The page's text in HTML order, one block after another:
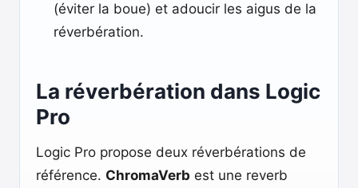
(éviter la boue) et adoucir les aigus de la
réverbération.
La réverbération dans Logic
Pro
Logic Pro propose deux réverbérations de
référence. ChromaVerb est une reverb